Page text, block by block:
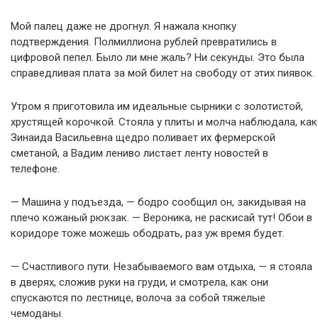
Мой палец даже не дрогнул. Я нажала кнопку
подтверждения. Полмиллиона рублей превратились в
цифровой пепел. Было ли мне жаль? Ни секунды. Это была
справедливая плата за мой билет на свободу от этих пиявок.
Утром я приготовила им идеальные сырники с золотистой,
хрустящей корочкой. Стояла у плиты и молча наблюдала, как
Зинаида Васильевна щедро поливает их фермерской
сметаной, а Вадим лениво листает ленту новостей в
телефоне.
— Машина у подъезда, — бодро сообщил он, закидывая на
плечо кожаный рюкзак. — Вероника, не раскисай тут! Обои в
коридоре тоже можешь ободрать, раз уж время будет.
— Счастливого пути. Незабываемого вам отдыха, — я стояла
в дверях, сложив руки на груди, и смотрела, как они
спускаются по лестнице, волоча за собой тяжелые
чемоданы.